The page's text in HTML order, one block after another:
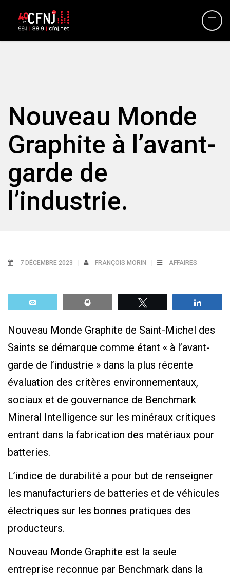
Nouveau Monde
Graphite à l’avant-
garde de
l’industrie.
7 DÉCEMBRE 2023 FRANÇOIS MORIN AFFAIRES
Nouveau Monde Graphite de Saint-Michel des
Saints se démarque comme étant « à l’avant-
garde de l’industrie » dans la plus récente
évaluation des critères environnementaux,
sociaux et de gouvernance de Benchmark
Mineral Intelligence sur les minéraux critiques
entrant dans la fabrication des matériaux pour
batteries.
L’indice de durabilité a pour but de renseigner
les manufacturiers de batteries et de véhicules
électriques sur les bonnes pratiques des
producteurs.
Nouveau Monde Graphite est la seule
entreprise reconnue par Benchmark dans la